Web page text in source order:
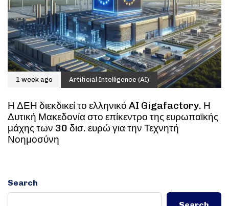
1 week ago Artificial Intelligence (AI)
Η ΔΕΗ διεκδικεί το ελληνικό AI Gigafactory. Η
Δυτική Μακεδονία στο επίκεντρο της ευρωπαϊκής
μάχης των 30 δισ. ευρώ για την Τεχνητή
Νοημοσύνη
Search